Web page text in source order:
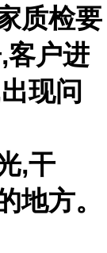
质检要
,客户进
出现问
,干
地方。